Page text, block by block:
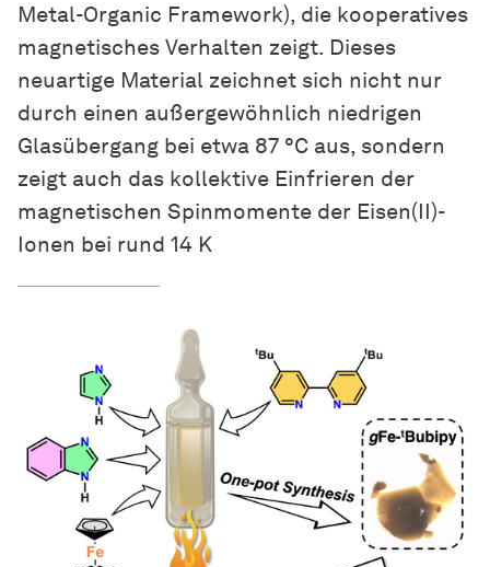
Metal-Organic Framework), die kooperatives
magnetisches Verhalten zeigt. Dieses
neuartige Material zeichnet sich nicht nur
durch einen außergewöhnlich niedrigen
Glasübergang bei etwa 87 °C aus, sondern
zeigt auch das kollektive Einfrieren der
magnetischen Spinmomente der Eisen(II)-
Ionen bei rund 14 K